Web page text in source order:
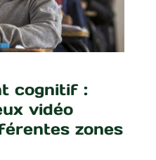
cognitif :
vidéo
zones